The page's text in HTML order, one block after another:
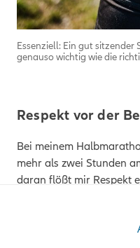
Essenziell: Ein gut sitzender
genauso wichtig wie die
Respekt vor der
Bei meinem
mehr als zwei Stunden
daran flößt mir Respekt
übertreibe und meinem
Im Rahmen meiner